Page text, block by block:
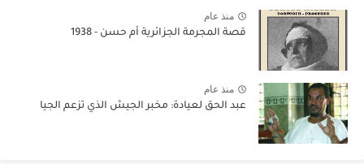
منذ عام
قصة المجرمة الجزائرية أم حسن - 1938
منذ عام
عبد الحق لعيادة: مخبر الجيش الذي تزعم الجيا